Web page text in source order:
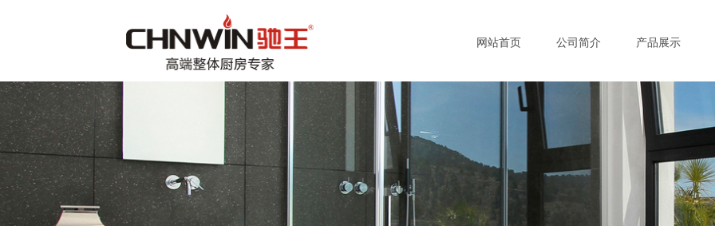
网站首页 公司简介 产品展示